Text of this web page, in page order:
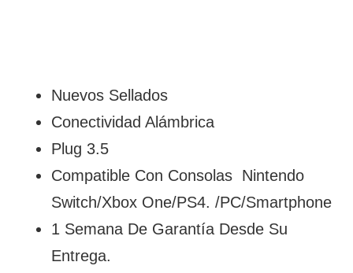
Nuevos Sellados
Conectividad Alámbrica
Plug 3.5
Compatible Con Consolas Nintendo
Switch/Xbox One/PS4. /PC/Smartphone
1 Semana De Garantía Desde Su
Entrega.